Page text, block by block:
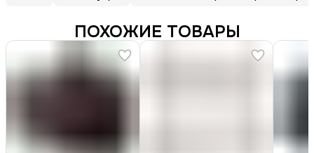
ПОХОЖИЕ ТОВАРЫ